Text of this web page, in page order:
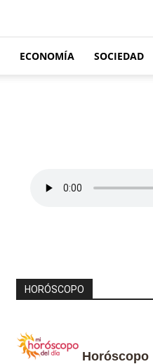
ECONOMÍA SOCIEDAD
HORÓSCOPO
Horóscopo